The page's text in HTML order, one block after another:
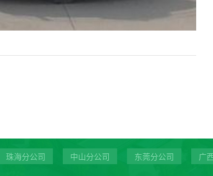
珠海分公司 中山分公司 东莞分公司 广